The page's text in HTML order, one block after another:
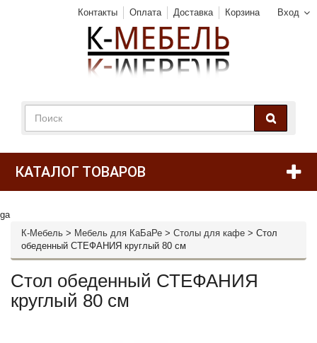
Вход
Контакты Оплата Доставка Корзина
КАТАЛОГ ТОВАРОВ
ga
К-Мебель > Мебель для КаБаРе > Столы для кафе > Стол
обеденный СТЕФАНИЯ круглый 80 см
Стол обеденный СТЕФАНИЯ
круглый 80 см